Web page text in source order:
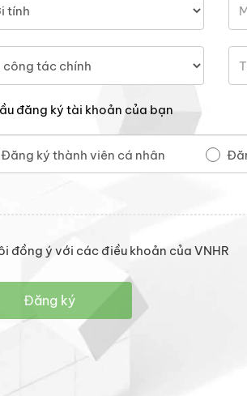
đăng ký tài khoản của bạn
Đăng ký thành viên cá nhân
đồng ý với các điều khoản của VNHR
Đăng ký